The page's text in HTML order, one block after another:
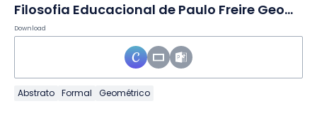
Filosofia Educacional de Paulo Freire Geométrica em Slides
Download
Abstrato Formal Geométrico